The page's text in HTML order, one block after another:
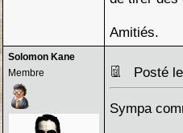
Amitiés.
Solomon Kane
Membre
Posté
Sympa